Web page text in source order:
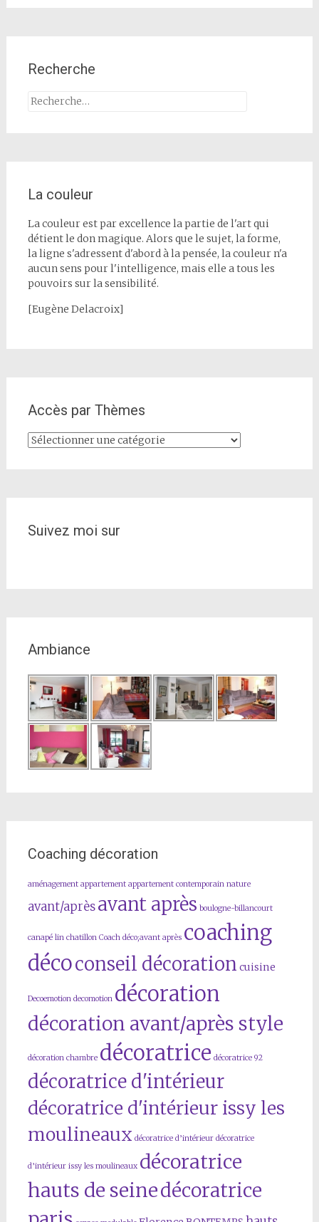
Recherche
Rechercher :
La couleur
La couleur est par excellence la partie de l'art qui
détient le don magique. Alors que le sujet, la forme,
la ligne s'adressent d'abord à la pensée, la couleur n'a
aucun sens pour l'intelligence, mais elle a tous les
pouvoirs sur la sensibilité.
[Eugène Delacroix]
Accès par Thèmes
Accès
Suivez moi sur
Ambiance
Coaching décoration
aménagement appartement appartement contemporain nature
avant/aprèsavant après boulogne-billancourt
canapé lin chatillon Coach déco;avant après coaching
décoconseil décoration cuisine
Decoemotion decomotion décoration
décoration avant/après style
décoration chambre décoratrice décoratrice 92
décoratrice d'intérieur
décoratrice d'intérieur issy les
moulineaux décoratrice d’intérieur décoratrice
d’intérieur issy les moulineaux décoratrice
hauts de seinedécoratrice